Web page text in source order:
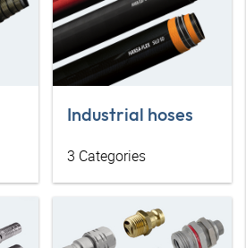
Industrial hoses
3 Categories